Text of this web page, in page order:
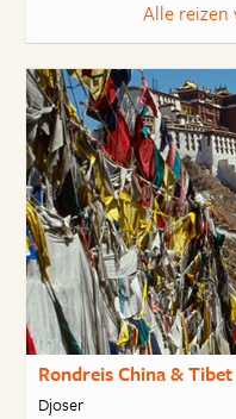
Alle reizen
Rondreis China & Tibet
Djoser